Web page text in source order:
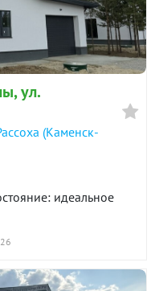
ул.
(Каменск-
идеальное